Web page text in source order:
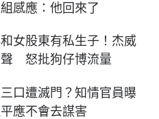
感應：他回來了
女股東有私生子！杰威
聲 怒批狗仔博流量
口遭滅門？知情官員曝
應不會去謀害